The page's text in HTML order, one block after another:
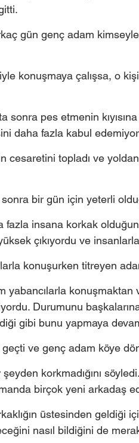
gün genç adam
konuşmaya çalışsa, o
sonra pes etmenin
daha fazla kabul
cesaretini topladı ve
sonra bir gün için yeterli
fazla insana korkak
çıkıyordu ve
konuşurken titreyen
yabancılarla
Durumunu
gibi bunu yapmaya
ve genç adam köye
korkmadığını
birçok yeni arkadaş
üstesinden geldiği
nasıl bildiğini de